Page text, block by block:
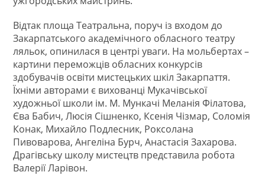
Відтак площа Театральна, поруч із входом до
Закарпатського академічного обласного театру
ляльок, опинилася в центрі уваги. На мольбертах –
картини переможців обласних конкурсів
здобувачів освіти мистецьких шкіл Закарпаття.
Їхніми авторами є вихованці Мукачівської
художньої школи ім. М. Мункачі Меланія Філатова,
Єва Бабич, Люсія Сішненко, Ксенія Чізмар, Соломія
Конак, Михайло Подлесник, Роксолана
Пивоварова, Ангеліна Бурч, Анастасія Захарова.
Драгівську школу мистецтв представила робота
Валерії Ларівон.